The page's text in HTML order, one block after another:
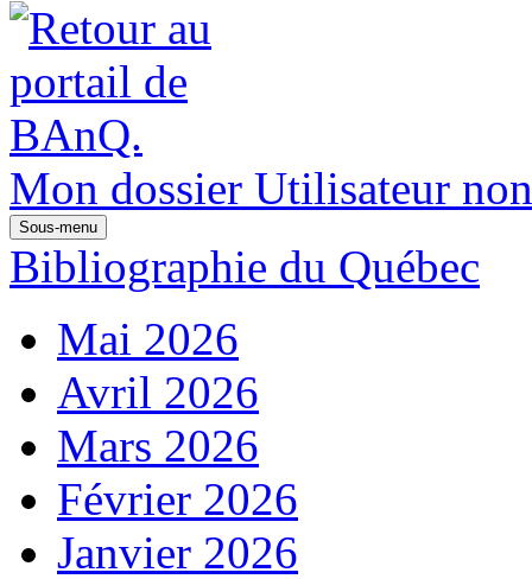
Mon dossier Utilisateur
Sous-menu
Bibliographie du Québec
Mai 2026
Avril 2026
Mars 2026
Février 2026
Janvier 2026